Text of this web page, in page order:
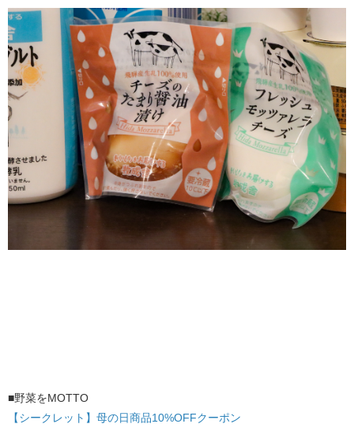
■野菜をMOTTO
【シークレット】母の日商品10%OFFクーポン